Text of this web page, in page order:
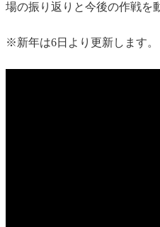
場の振り返りと今後の作戦を
※新年は6日より更新します。